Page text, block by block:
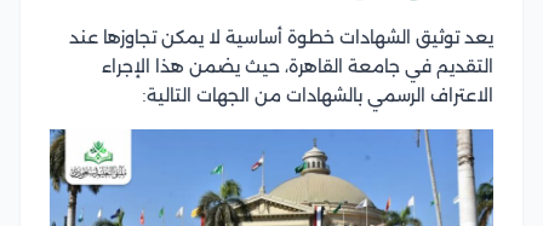
يعد توثيق الشهادات خطوة أساسية لا يمكن تجاوزها عند
التقديم في جامعة القاهرة، حيث يضمن هذا الإجراء
الاعتراف الرسمي بالشهادات من الجهات التالية: